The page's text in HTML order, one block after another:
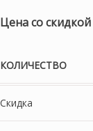
Цена со
КОЛИЧЕСТВО
Скидка